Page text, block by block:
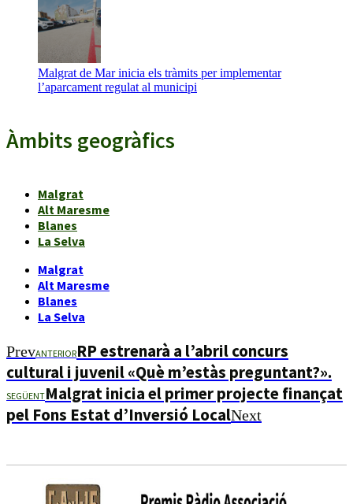
Malgrat de Mar inicia els tràmits per implementar
l’aparcament regulat al municipi
Àmbits geogràfics
Malgrat
Alt Maresme
Blanes
La Selva
Malgrat
Alt Maresme
Blanes
La Selva
PrevANTERIORRP estrenarà a l’abril concurs
cultural i juvenil «Què m’estàs preguntant?».
SEGÜENTMalgrat inicia el primer projecte finançat
pel Fons Estat d’Inversió LocalNext